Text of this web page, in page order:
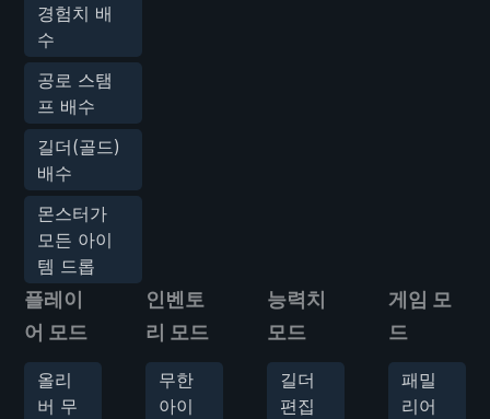
경험치 배
수
공로 스탬
프 배수
길더(골드)
배수
몬스터가
모든 아이
템 드롭
플레이
어 모드
올리
버 무
인벤토
리 모드
무한
아이
능력치
모드
길더
편집
게임 모
드
패밀
리어